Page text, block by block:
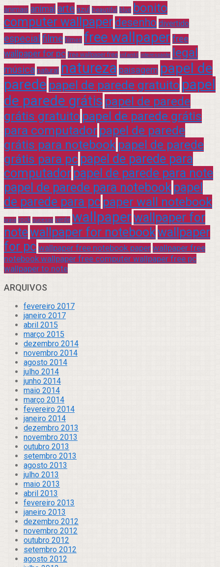
animais animal arte azul beautiful blue bonito
computer wallpaper desenho divertido
especial filme filmes free wallpaper free
wallpaper for pc free wallpaper free infantil interessante legal
música natural natureza paisagem papel de
parede papel de parede gratuito papel
de parede grátis papel de parede
grátis gratuito papel de parede grátis
para computador papel de parede
grátis para notebook papel de parede
grátis para pc papel de parede para
computador papel de parede para note
papel de parede para notebook papel
de parede para pc paper wall notebook
praia rock sucesso verde wallpaperwallpaper for
notewallpaper for notebookwallpaper
for pc wallpaper free notebook paper wallpaper free
notebook wallpaper free computer wallpaper free pc
wallpaper to note
ARQUIVOS
fevereiro 2017
janeiro 2017
abril 2015
março 2015
dezembro 2014
novembro 2014
agosto 2014
julho 2014
junho 2014
maio 2014
março 2014
fevereiro 2014
janeiro 2014
dezembro 2013
novembro 2013
outubro 2013
setembro 2013
agosto 2013
julho 2013
maio 2013
abril 2013
fevereiro 2013
janeiro 2013
dezembro 2012
novembro 2012
outubro 2012
setembro 2012
agosto 2012